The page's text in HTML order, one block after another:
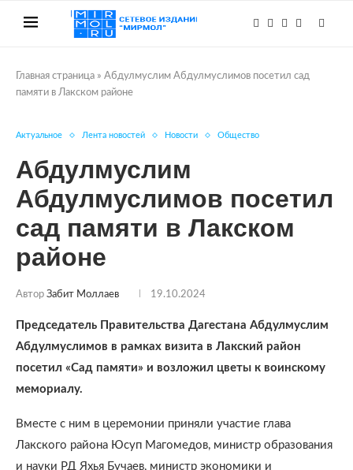
Главная страница » Абдулмуслим Абдулмуслимов посетил сад
памяти в Лакском районе
Актуальное Лента новостей Новости Общество
Абдулмуслим
Абдулмуслимов посетил
сад памяти в Лакском
районе
Автор Забит Моллаев 19.10.2024
Председатель Правительства Дагестана Абдулмуслим
Абдулмуслимов в рамках визита в Лакский район
посетил «Сад памяти» и возложил цветы к воинскому
мемориалу.
Вместе с ним в церемонии приняли участие глава
Лакского района Юсуп Магомедов, министр образования
и науки РД Яхья Бучаев, министр экономики и